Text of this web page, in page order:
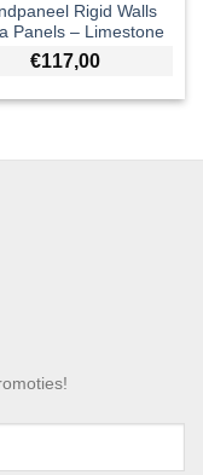
Rigid Walls
Panels – Limestone
€117,00